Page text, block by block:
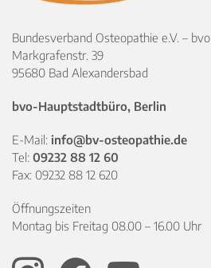
Bundesverband Osteopathie e.V. – bvo
Markgrafenstr. 39
95680 Bad Alexandersbad
bvo-Hauptstadtbüro, Berlin
E-Mail: info@bv-osteopathie.de
Tel: 09232 88 12 60
Fax: 09232 88 12 620
Öffnungszeiten
Montag bis Freitag 08.00 – 16.00 Uhr